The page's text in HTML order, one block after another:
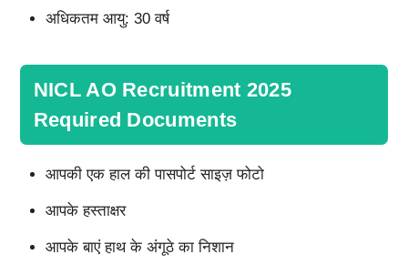
अधिकतम आयु: 30 वर्ष
NICL AO Recruitment 2025
Required Documents
आपकी एक हाल की पासपोर्ट साइज़ फोटो
आपके हस्ताक्षर
आपके बाएं हाथ के अंगूठे का निशान